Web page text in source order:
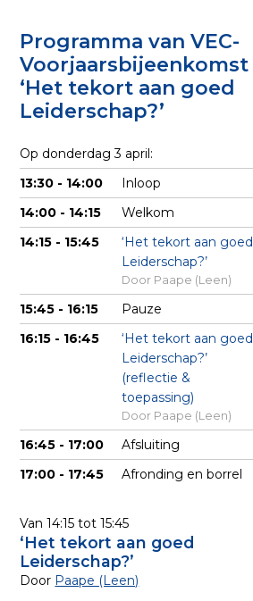
o
n
a
i
g
a
t
i
n
J
t
o
m
i
n
c
Programma van VEC-
Voorjaarsbijeenkomst
‘Het tekort aan goed
Leiderschap?’
Op donderdag 3 april:
13:30 - 14:00
Inloop
14:00 - 14:15
Welkom
14:15 - 15:45
‘Het tekort aan goed
Leiderschap?’
Door Paape (Leen)
15:45 - 16:15
Pauze
16:15 - 16:45
‘Het tekort aan goed
Leiderschap?’
(reflectie &
toepassing)
Door Paape (Leen)
16:45 - 17:00
Afsluiting
17:00 - 17:45
Afronding en borrel
Van 14:15 tot 15:45
‘Het tekort aan goed
Leiderschap?’
Door Paape (Leen)